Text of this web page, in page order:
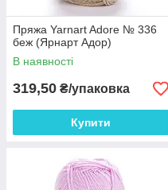
Пряжа Yarnart Adore № 336
беж (Ярнарт Адор)
В наявності
319,50 ₴/упаковка
Купити